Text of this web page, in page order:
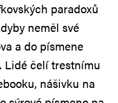
paradoxů
neměl své
a do písmene
Lidé čelí trestnímu
nášivku na